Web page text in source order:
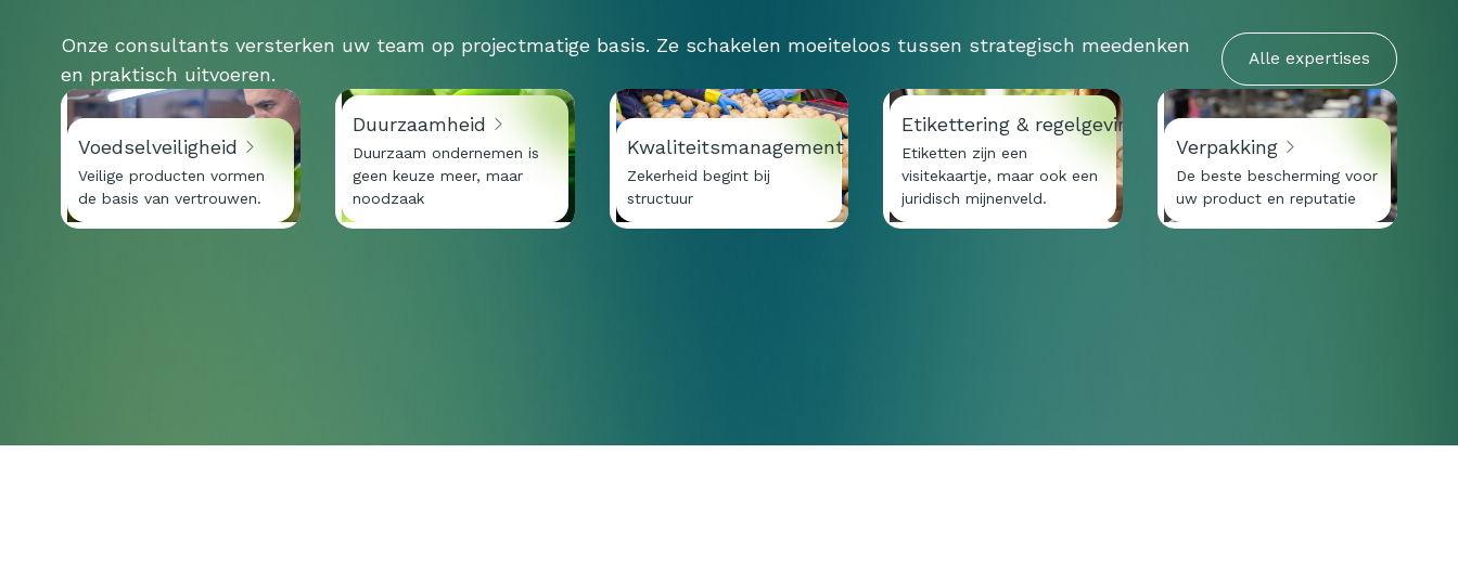
Onze consultants versterken uw team op projectmatige basis. Ze schakelen moeiteloos tussen strategisch meedenken
en praktisch uitvoeren.
Alle expertises
Voedselveiligheid
Veilige producten vormen
de basis van vertrouwen.
Duurzaamheid
Duurzaam ondernemen is
geen keuze meer, maar
noodzaak
Kwaliteitsmanagement
Zekerheid begint bij
structuur
Etikettering & regelgeving
Etiketten zijn een
visitekaartje, maar ook een
juridisch mijnenveld.
Verpakking
De beste bescherming voor
uw product en reputatie